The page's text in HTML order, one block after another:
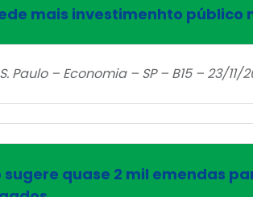
mais investimenhto público
Paulo – Economia – SP – B15 – 23/11/
sugere quase 2 mil emendas